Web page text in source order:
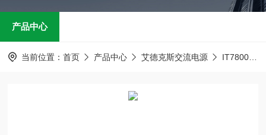
在线留言
产品中心
当前位置： 首页 产品中心 艾德克斯交流电源 IT7800大功率交流电源